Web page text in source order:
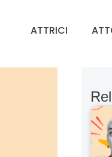
ATTRICI